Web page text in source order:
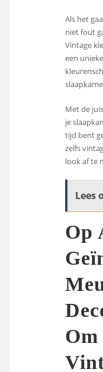
Als het
niet fout
Vintage
een
Met de
je
tijd bent
zelfs
look af te
Lees
Op
Om